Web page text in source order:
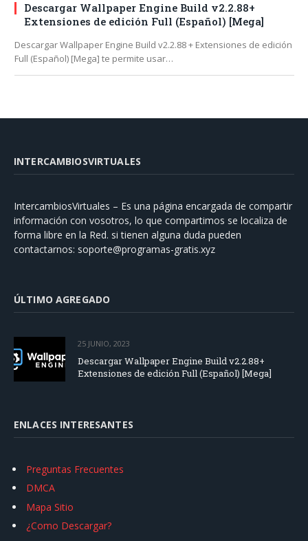
Descargar Wallpaper Engine Build v2.2.88+
Extensiones de edición Full (Español) [Mega]
Descargar Wallpaper Engine Build v2.2.88 + Extensiones de edición
Full (Español) [Mega] te permite usar…
INTERCAMBIOSVIRTUALES
IntercambiosVirtuales – Es una página encargada de compartir
información con vosotros, lo que compartimos se localiza de
forma libre en la Red. si tienen alguna duda pueden
contactarnos: soporte@programas-gratis.xyz
ÚLTIMO AGREGADO
25 JUNIO, 2023
Descargar Wallpaper Engine Build v2.2.88+
Extensiones de edición Full (Español) [Mega]
ENLACES INTERESANTES
Preguntas Frecuentes
DMCA
Mapa Sitio
¿Como Descargar?